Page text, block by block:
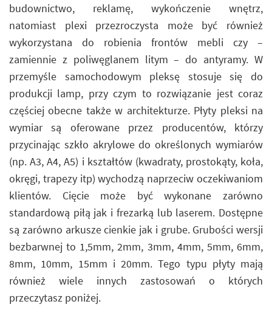
budownictwo, reklamę, wykończenie wnętrz,
natomiast plexi przezroczysta może być również
wykorzystana do robienia frontów mebli czy –
zamiennie z poliwęglanem litym – do antyramy. W
przemyśle samochodowym pleksę stosuje się do
produkcji lamp, przy czym to rozwiązanie jest coraz
częściej obecne także w architekturze. Płyty pleksi na
wymiar są oferowane przez producentów, którzy
przycinając szkło akrylowe do określonych wymiarów
(np. A3, A4, A5) i kształtów (kwadraty, prostokąty, koła,
okręgi, trapezy itp) wychodzą naprzeciw oczekiwaniom
klientów. Cięcie może być wykonane zarówno
standardową piłą jak i frezarką lub laserem. Dostępne
są zarówno arkusze cienkie jak i grube. Grubości wersji
bezbarwnej to 1,5mm, 2mm, 3mm, 4mm, 5mm, 6mm,
8mm, 10mm, 15mm i 20mm. Tego typu płyty mają
również wiele innych zastosowań o których
przeczytasz poniżej.